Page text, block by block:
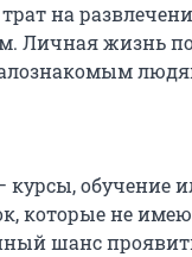
на
Личная жизнь
курсы, обучение
которые не
шанс